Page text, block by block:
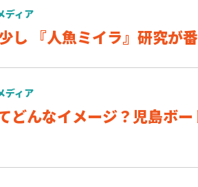
ディア
し 『人魚ミイラ』研究が
ディア
どんなイメージ？児島ボ